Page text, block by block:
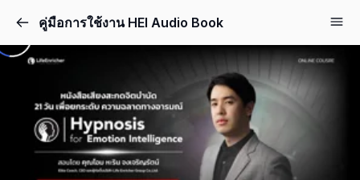
คู่มือการใช้งาน HEI Audio Book